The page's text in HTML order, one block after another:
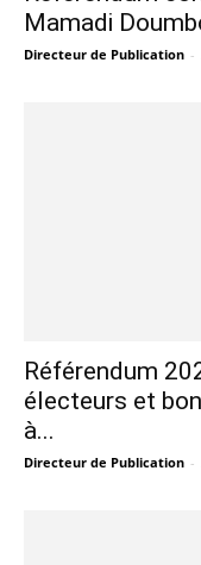
Mamadi
Directeur de Publication -
Référendum
électeurs et
à...
Directeur de Publication -